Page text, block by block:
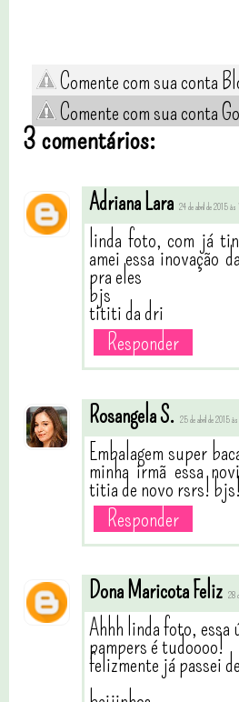
Comente com sua conta
Comente com sua conta
3 comentários:
Adriana Lara 24 de abril de 2015
linda foto, com já
amei essa inovação
pra eles
bjs
tititi da dri
Responder
Rosangela S. 25 de abril de 2015
Embalagem super
minha irmã essa
titia de novo rsrs! bjs!
Responder
Dona Maricota Feliz 28
Ahhh linda foto, essa
pampers é tudoooo!
felizmente já passei